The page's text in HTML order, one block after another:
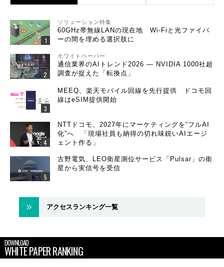
ソリューション特集
60GHz帯無線LANの現在地 Wi-Fiと光ファイバ
ーの間を埋める選択肢に
ホワイトペーパー
通信業界のAIトレンド2026 ― NVIDIA 1000社超
調査が捉えた「転換点」
MEEQ、楽天モバイル回線を先行提供 ドコモ回
線はeSIM提供開始
NTTドコモ、2027年にマーケティングを“フルAI
化”へ 「現場社員も納得の切れ味鋭いAIエージ
ェント作る」
古野電気、LEO衛星測位サービス「Pulsar」の衛
星から実信号を受信
アクセスランキング一覧
DOWNLOAD
WHITE PAPER RANKING